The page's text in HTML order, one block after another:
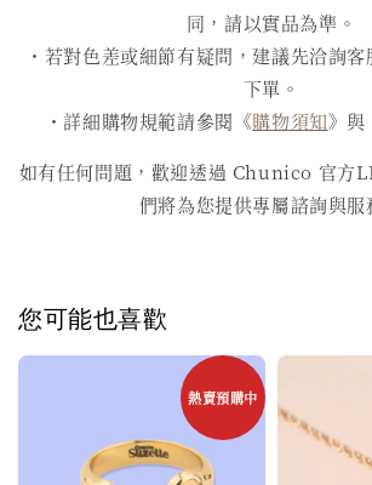
同，請以實品為準。
・若對色差或細節有疑問，建議先洽詢
下單。
・詳細購物規範請參閱《購物須知》與
如有任何問題，歡迎透過 Chunico 官方
們將為您提供專屬諮詢與服
您可能也喜歡
熱賣預購中